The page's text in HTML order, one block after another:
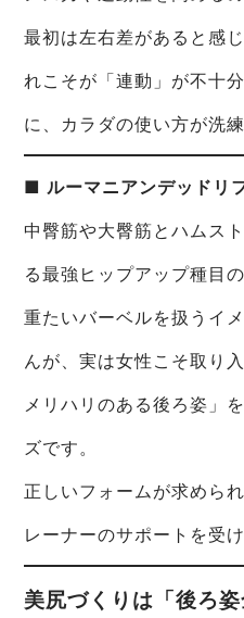
最初は左右差があると感
れこそが「連動」が不十
に、カラダの使い方が洗
■ ルーマニアンデッドリ
中臀筋や大臀筋とハムス
る最強ヒップアップ種目の
重たいバーベルを扱うイ
んが、実は女性こそ取り
メリハリのある後ろ姿」
ズです。
正しいフォームが求めら
レーナーのサポートを受
美尻づくりは「後ろ